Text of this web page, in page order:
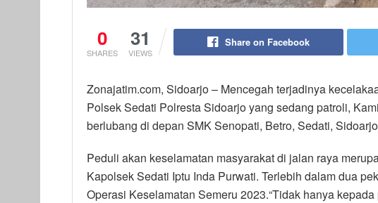
0
SHARES
31
VIEWS
Share on Facebook
Zonajatim.com, Sidoarjo – Mencegah terjadinya
Polsek Sedati Polresta Sidoarjo yang sedang patroli,
berlubang di depan SMK Senopati, Betro, Sedati,
Peduli akan keselamatan masyarakat di jalan raya
Kapolsek Sedati Iptu Inda Purwati. Terlebih dalam dua
Operasi Keselamatan Semeru 2023.“Tidak hanya